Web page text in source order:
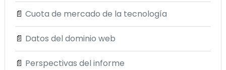
📄 Cuota de mercado de la tecnología
📄 Datos del dominio web
📄 Perspectivas del informe